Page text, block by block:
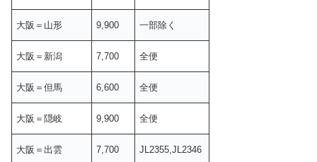
大阪＝山形 9,900 一部除く
大阪＝新潟 7,700 全便
大阪＝但馬 6,600 全便
大阪＝隠岐 9,900 全便
大阪＝出雲 7,700 JL2355,JL2346